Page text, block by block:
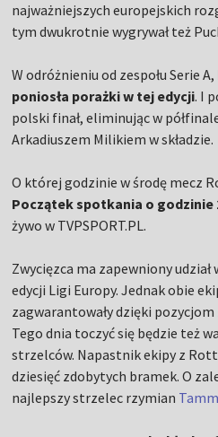
najważniejszych europejskich
tym dwukrotnie wygrywał też
W odróżnieniu od zespołu Serie A,
poniosła porażki w tej edycji. I
polski finał, eliminując w
Arkadiuszem Milikiem w składzie.
O której godzinie w środę mecz
Początek spotkania o godzinie
żywo w TVPSPORT.PL.
Zwycięzca ma zapewniony
edycji Ligi Europy. Jednak obie
zagwarantowały dzięki
Tego dnia toczyć się będzie też
strzelców. Napastnik ekipy z
dziesięć zdobytych bramek. O
najlepszy strzelec rzymian